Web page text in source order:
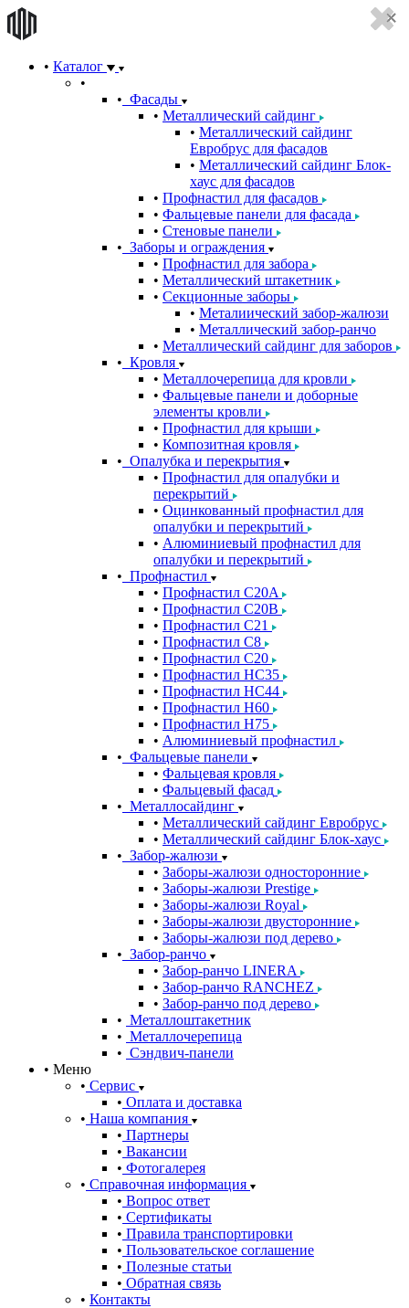
Каталог
Фасады
Металлический сайдинг
Металлический сайдинг
Евробрус для фасадов
Металлический сайдинг Блок-
хаус для фасадов
Профнастил для фасадов
Фальцевые панели для фасада
Стеновые панели
Заборы и ограждения
Профнастил для забора
Металлический штакетник
Секционные заборы
Металиический забор-жалюзи
Металлический забор-ранчо
Металлический сайдинг для заборов
Кровля
Металлочерепица для кровли
Фальцевые панели и доборные
элементы кровли
Профнастил для крыши
Композитная кровля
Опалубка и перекрытия
Профнастил для опалубки и
перекрытий
Оцинкованный профнастил для
опалубки и перекрытий
Алюминиевый профнастил для
опалубки и перекрытий
Профнастил
Профнастил С20A
Профнастил С20B
Профнастил С21
Профнастил С8
Профнастил С20
Профнастил НС35
Профнастил НС44
Профнастил Н60
Профнастил Н75
Алюминиевый профнастил
Фальцевые панели
Фальцевая кровля
Фальцевый фасад
Металлосайдинг
Металлический сайдинг Евробрус
Металлический сайдинг Блок-хаус
Забор-жалюзи
Заборы-жалюзи односторонние
Заборы-жалюзи Prestige
Заборы-жалюзи Royal
Заборы-жалюзи двусторонние
Заборы-жалюзи под дерево
Забор-ранчо
Забор-ранчо LINERA
Забор-ранчо RANCHEZ
Забор-ранчо под дерево
Металлоштакетник
Металлочерепица
Сэндвич-панели
Меню
Сервис
Оплата и доставка
Наша компания
Партнеры
Вакансии
Фотогалерея
Справочная информация
Вопрос ответ
Сертификаты
Правила транспортировки
Пользовательское соглашение
Полезные статьи
Обратная связь
Контакты